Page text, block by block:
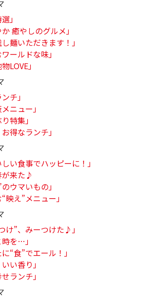
」
癒やしのグルメ」
麺いただきます！」
ールドな味」
LOVE」
チ」
ニュー」
特集」
得なランチ」
しい食事でハッピーに！」
が来た♪
ウマいもの」
映え”メニュー」
け”、みーつけた♪」
時を…」
“食”でエール！」
い香り」
ランチ」